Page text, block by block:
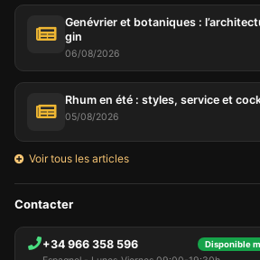
Genévrier et botaniques :
gin
06/08/2026
Rhum en été : styles, service et
05/08/2026
Voir tous les articles
Contacter
+34 966 358 596 Disponible